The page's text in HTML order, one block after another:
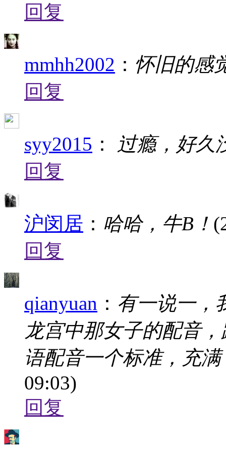
回复
mmhh2002 ： 怀旧的感
回复
syy2015 ：
过瘾，好久
回复
沪闵居 ： 哈哈，牛B！
回复
qianyuan ： 有一说一，
龙宫中那女子的配音
语配音一个标准，充
09:03)
回复